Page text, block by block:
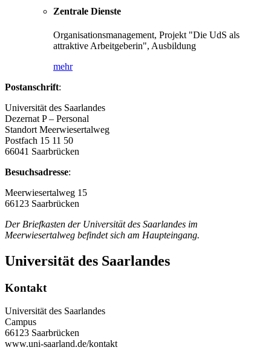
Zentrale Dienste
Organisationsmanagement, Projekt "Die UdS als
attraktive Arbeitgeberin", Ausbildung
mehr
Postanschrift:
Universität des Saarlandes
Dezernat P – Personal
Standort Meerwiesertalweg
Postfach 15 11 50
66041 Saarbrücken
Besuchsadresse:
Meerwiesertalweg 15
66123 Saarbrücken
Der Briefkasten der Universität des Saarlandes im
Meerwiesertalweg befindet sich am Haupteingang.
Universität des Saarlandes
Kontakt
Universität des Saarlandes
Campus
66123 Saarbrücken
www.uni-saarland.de/kontakt